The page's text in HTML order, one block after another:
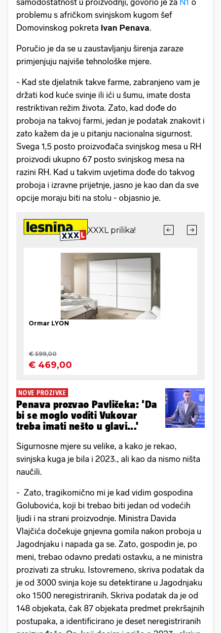
samodostatnost u proizvodnji, govorio je za N1 o
problemu s afričkom svinjskom kugom šef
Domovinskog pokreta Ivan Penava.
Poručio je da se u zaustavljanju širenja zaraze
primjenjuju najviše tehnološke mjere.
- Kad ste djelatnik takve farme, zabranjeno vam je
držati kod kuće svinje ili ići u šumu, imate dosta
restriktivan režim života. Zato, kad dođe do
proboja na takvoj farmi, jedan je podatak znakovit i
zato kažem da je u pitanju nacionalna sigurnost.
Svega 1,5 posto proizvođača svinjskog mesa u RH
proizvodi ukupno 67 posto svinjskog mesa na
razini RH. Kad u takvim uvjetima dođe do takvog
proboja i izravne prijetnje, jasno je kao dan da sve
opcije moraju biti na stolu - objasnio je.
NOVE PROZIVKE
Penava prozvao Pavličeka: 'Da
bi se moglo voditi Vukovar
treba imati nešto u glavi...'
Sigurnosne mjere su velike, a kako je rekao,
svinjska kuga je bila i 2023., ali kao da nismo ništa
naučili.
- Zato, tragikomično mi je kad vidim gospodina
Golubovića, koji bi trebao biti jedan od vodećih
ljudi i na strani proizvodnje. Ministra Davida
Vlajčića dočekuje gnjevna gomila nakon proboja u
Jagodnjaku i napada ga se. Zato, gospodin je, po
meni, trebao odavno predati ostavku, a ne ministra
prozivati za struku. Istovremeno, skriva podatak da
je od 3000 svinja koje su detektirane u Jagodnjaku
oko 1500 neregistriranih. Skriva podatak da je od
148 objekata, čak 87 objekata predmet prekršajnih
postupaka, a identificirano je deset neregistriranih